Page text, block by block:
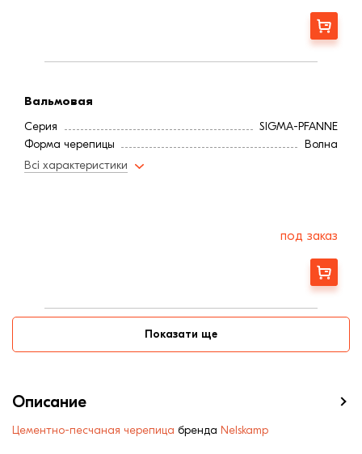
Заказать
Вальмовая
Серия
SIGMA-PFANNE
Форма черепицы
Волна
Всі характеристики
под заказ
Заказать
Показати ще
Описание
Цементно-песчаная черепица бренда Nelskamp